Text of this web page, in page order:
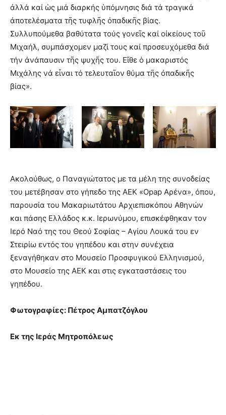
ἀλλά καί ὡς μιά διαρκής ὑπόμνησις διά τά τραγικά
ἀποτελέσματα τῆς τυφλῆς ὀπαδικῆς βίας.
Συλλυπούμεθα βαθύτατα τούς γονεῖς καί οἰκείους τοῦ
Μιχαήλ, συμπάσχομεν μαζί τους καί προσευχόμεθα διά
τήν ἀνάπαυσιν τῆς ψυχῆς του. Εἴθε ὁ μακαριστός
Μιχάλης νά εἶναι τό τελευταῖον θύμα τῆς ὀπαδικῆς
βίας».
Ακολούθως, ο Παναγιώτατος με τα μέλη της συνοδείας
του μετέβησαν στο γήπεδο της ΑΕΚ «Opap Αρένα», όπου,
παρουσία του Μακαριωτάτου Αρχιεπισκόπου Αθηνών
και πάσης Ελλάδος κ.κ. Ιερωνύμου, επισκέφθηκαν τον
Ιερό Ναό της του Θεού Σοφίας – Αγίου Λουκά του εν
Στειρίω εντός του γηπέδου και στην συνέχεια
ξεναγήθηκαν στο Μουσείο Προσφυγικού Ελληνισμού,
στο Μουσείο της ΑΕΚ και στις εγκαταστάσεις του
γηπέδου.
Φωτογραφίες: Πέτρος Αμπατζόγλου
Εκ της Ιεράς Μητροπόλεως